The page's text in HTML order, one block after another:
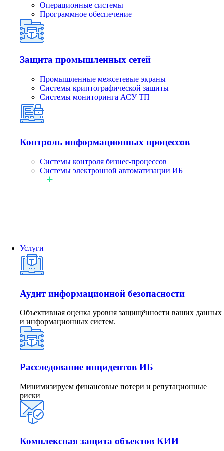
Операционные системы
Программное обеспечение
Защита промышленных сетей
Промышленные межсетевые экраны
Системы криптографической защиты
Системы мониторинга АСУ ТП
Контроль информационных процессов
Системы контроля бизнес-процессов
Системы электронной автоматизации ИБ
Услуги
Аудит информационной безопасности
Объективная оценка уровня защищённости ваших данных
и информационных систем.
Расследование инцидентов ИБ
Минимизируем финансовые потери и репутационные
риски
Комплексная защита объектов КИИ